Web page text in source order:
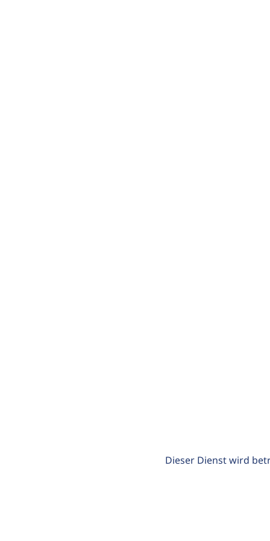
Dieser Dienst wird